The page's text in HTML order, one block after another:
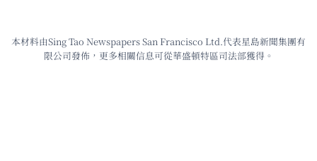
本材料由Sing Tao Newspapers San Francisco Ltd.代表星島新聞集團有
限公司發佈，更多相關信息可從華盛頓特區司法部獲得。